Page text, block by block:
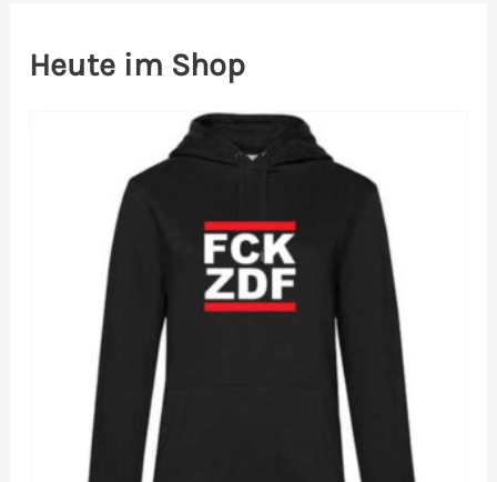
Heute im Shop